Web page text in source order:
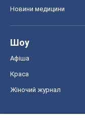
Новини медицини
Шоу
Афіша
Краса
Жіночий журнал